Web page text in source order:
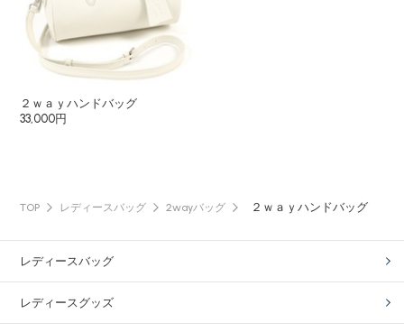
２ｗａｙハンドバッグ
33,000円
TOP レディースバッグ 2wayバッグ ２ｗａｙハンドバッグ
レディースバッグ
レディースグッズ